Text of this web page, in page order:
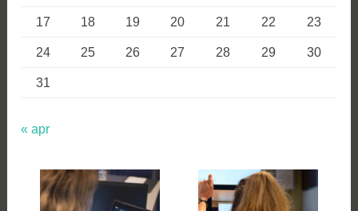
17 18 19 20 21 22 23
24 25 26 27 28 29 30
31
« apr